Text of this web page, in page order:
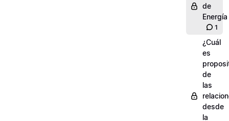
de
Energía
1
¿Cuál
es
de
las
desde
la